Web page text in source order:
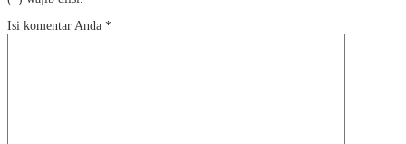
Isi komentar Anda *